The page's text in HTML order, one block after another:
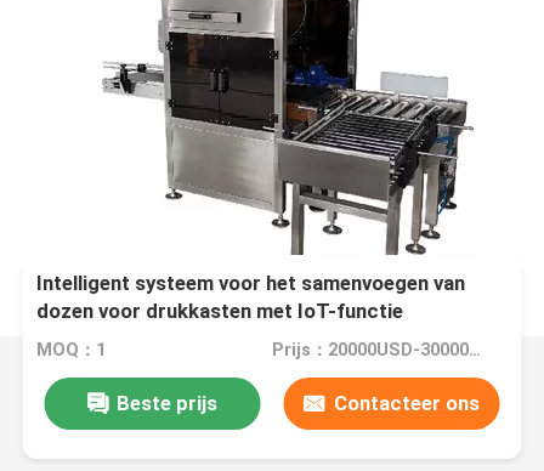
Intelligent systeem voor het samenvoegen van
dozen voor drukkasten met IoT-functie
MOQ：1 Prijs：20000USD-30000USD
Beste prijs Contacteer ons